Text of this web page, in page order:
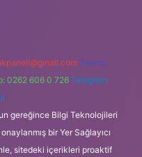
Teams:
0262 606 0 726 Telegram:
gereğince Bilgi Teknolojileri
bir Yer Sağlayıcı
sitedeki içerikleri proaktif